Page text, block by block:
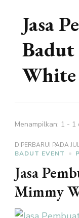
Jasa
White
Menampilkan: 1 - 1
DIPERBARUI PADA
BADUT EVENT
Jasa
Mimmy